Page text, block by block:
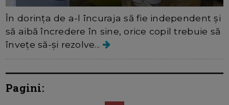
În dorința de a-l încuraja să fie independent și
să aibă încredere în sine, orice copil trebuie să
învețe să-și rezolve...
Pagini: